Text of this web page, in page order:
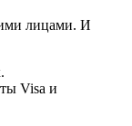
лицами. И
Visa и